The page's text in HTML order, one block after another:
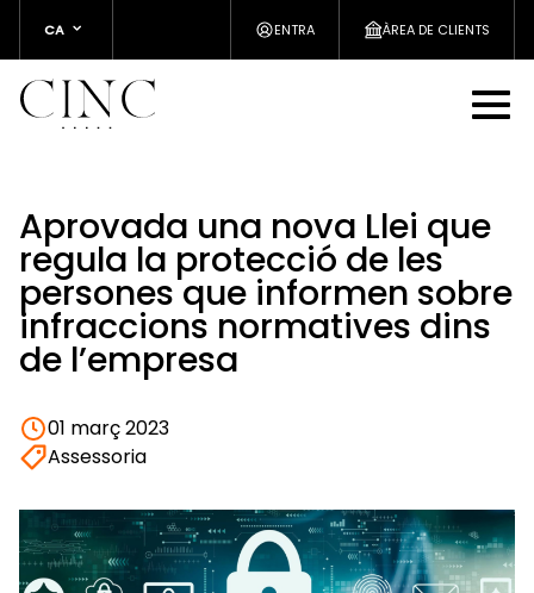
CA ENTRA ÀREA DE CLIENTS
Aprovada una nova Llei que
regula la protecció de les
persones que informen sobre
infraccions normatives dins
de l’empresa
01 març 2023
Assessoria